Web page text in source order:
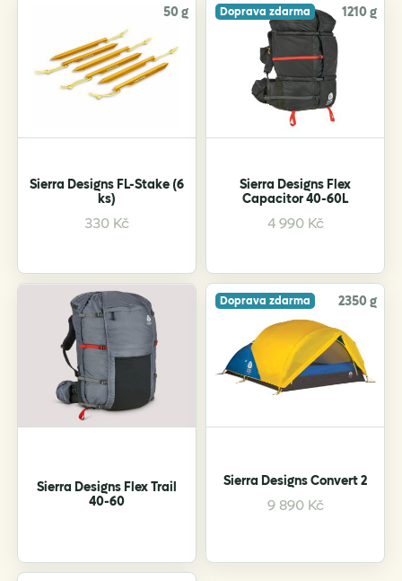
50 g
Sierra Designs FL-Stake (6
ks)
330 Kč
Doprava zdarma 1210 g
Sierra Designs Flex
Capacitor 40-60L
4 990 Kč
This
multiple
variants.
The
options
may
be
on
product
Sierra Designs Flex Trail
40-60
Doprava zdarma 2350 g
Sierra Designs Convert 2
9 890 Kč